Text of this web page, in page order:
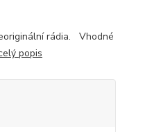
rádia. Vhodné
popis